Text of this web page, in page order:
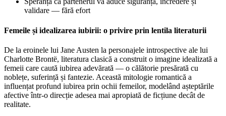
validare — fără efort
Femeile și idealizarea iubirii: o privire prin lentila literaturii
De la eroinele lui Jane Austen la personajele introspective ale lui
Charlotte Brontë, literatura clasică a construit o imagine idealizată a
femeii care caută iubirea adevărată — o călătorie presărată cu
noblețe, suferință și fantezie. Această mitologie romantică a
influențat profund iubirea prin ochii femeilor, modelând așteptările
afective într-o direcție adesea mai apropiată de ficțiune decât de
realitate.